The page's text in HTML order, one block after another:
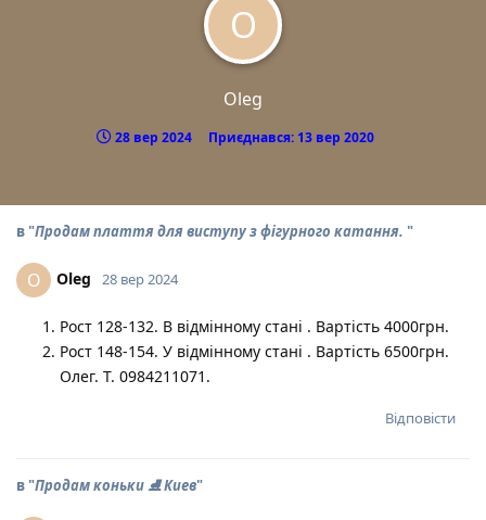
O
Oleg
28 вер 2024 Приєднався: 13 вер 2020
в "Продам плаття для виступу з фігурного катання. "
O Oleg 28 вер 2024
Рост 128-132. В відмінному стані . Вартість 4000грн.
Рост 148-154. У відмінному стані . Вартість 6500грн.
Олег. Т. 0984211071.
Відповісти
в "Продам коньки ⛸ Киев"